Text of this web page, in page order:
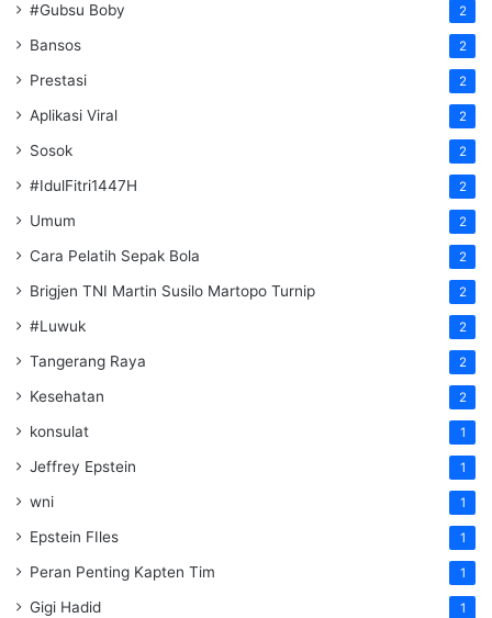
#Gubsu Boby 2
Bansos 2
Prestasi 2
Aplikasi Viral 2
Sosok 2
#IdulFitri1447H 2
Umum 2
Cara Pelatih Sepak Bola 2
Brigjen TNI Martin Susilo Martopo Turnip 2
#Luwuk 2
Tangerang Raya 2
Kesehatan 2
konsulat 1
Jeffrey Epstein 1
wni 1
Epstein FIles 1
Peran Penting Kapten Tim 1
Gigi Hadid 1